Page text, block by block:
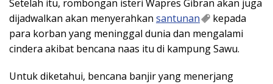
Setelah itu, rombongan isteri Wapres Gibran akan juga
dijadwalkan akan menyerahkan santunan
kepada
para korban yang meninggal dunia dan mengalami
cindera akibat bencana naas itu di kampung Sawu.
Untuk diketahui, bencana banjir yang menerjang